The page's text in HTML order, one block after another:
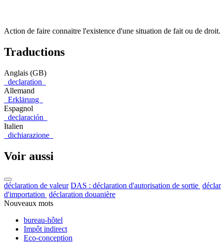
Action de faire connaitre l'existence d'une situation de fait ou de droit.
Traductions
Anglais (GB)
declaration
Allemand
Erklärung
Espagnol
declaración
Italien
dichiarazione
Voir aussi
déclaration de valeur DAS : déclaration d'autorisation de sortie
d'importation déclaration douanière
Nouveaux mots
bureau-hôtel
Impôt indirect
Eco-conception